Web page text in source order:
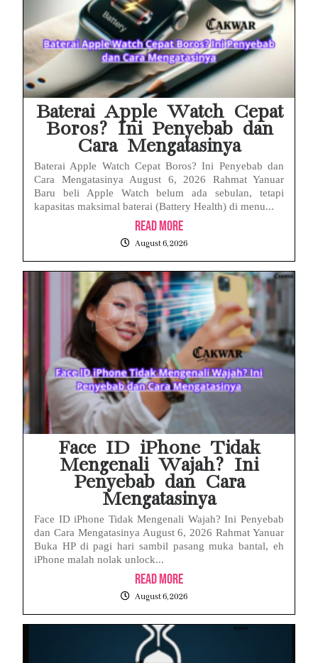
Baterai Apple Watch Cepat
Boros? Ini Penyebab dan
Cara Mengatasinya
Baterai Apple Watch Cepat Boros? Ini Penyebab dan
Cara Mengatasinya August 6, 2026 Rahmat Yanuar
Baru beli Apple Watch belum ada sebulan, tetapi
kapasitas maksimal baterai (Battery Health) di menu...
Read More
August 6, 2026
Face ID iPhone Tidak
Mengenali Wajah? Ini
Penyebab dan Cara
Mengatasinya
Face ID iPhone Tidak Mengenali Wajah? Ini Penyebab
dan Cara Mengatasinya August 6, 2026 Rahmat Yanuar
Buka HP di pagi hari sambil pasang muka bantal, eh
iPhone malah nolak unlock...
Read More
August 6, 2026